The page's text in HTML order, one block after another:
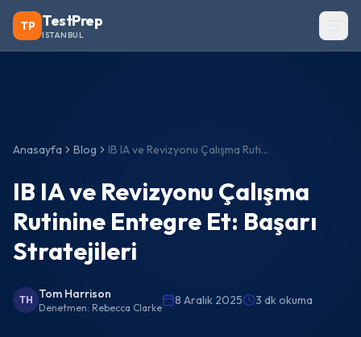
TP TestPrep
ISTANBUL
Anasayfa Blog IB IA ve Revizyonu Çalışma Rutinine Entegre Et: Başarı Stratejileri
IB IA ve Revizyonu Çalışma
Rutinine Entegre Et: Başarı
Stratejileri
TH Tom Harrison
Denetmen: Rebecca Clarke
8 Aralık 2025 3 dk okuma